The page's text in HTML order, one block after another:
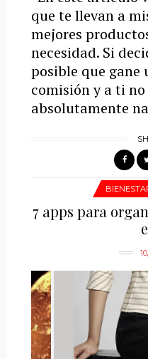
que te llevan a
mejores
necesidad. Si
posible que gane
comisión y a ti
absolutamente
7 apps para